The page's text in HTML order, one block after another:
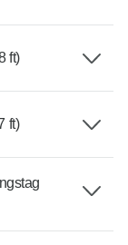
ft)
ft)